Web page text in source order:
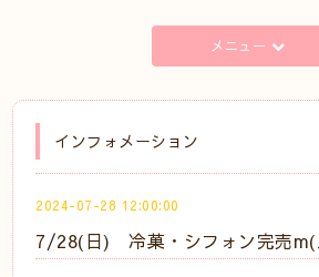
メニュー
インフォメーション
2024-07-28 12:00:00
7/28(日) 冷菓・シフォン完売